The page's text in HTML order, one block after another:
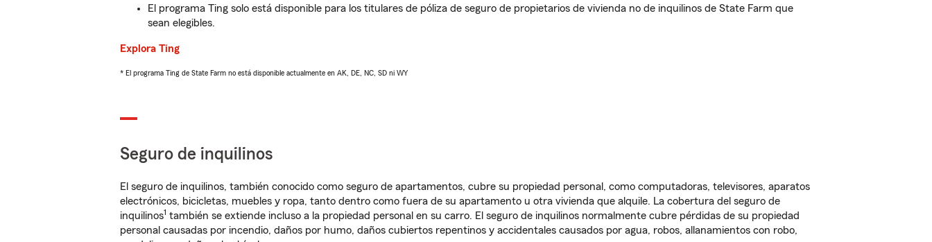
El programa Ting solo está disponible para los titulares de póliza de seguro de propietarios de vivienda no de inquilinos de State Farm que
sean elegibles.
Explora Ting
* El programa Ting de State Farm no está disponible actualmente en AK, DE, NC, SD ni WY
Seguro de inquilinos
El seguro de inquilinos, también conocido como seguro de apartamentos, cubre su propiedad personal, como computadoras, televisores, aparatos
electrónicos, bicicletas, muebles y ropa, tanto dentro como fuera de su apartamento u otra vivienda que alquile. La cobertura del seguro de
inquilinos1 también se extiende incluso a la propiedad personal en su carro. El seguro de inquilinos normalmente cubre pérdidas de su propiedad
personal causadas por incendio, daños por humo, daños cubiertos repentinos y accidentales causados por agua, robos, allanamientos con robo,